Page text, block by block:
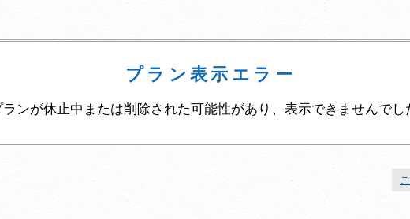
プラン表示エラー
ランが休止中または削除された可能性があり、表示できませんでし